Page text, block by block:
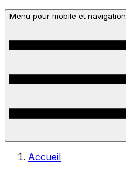
Menu pour mobile et navigation
Accueil